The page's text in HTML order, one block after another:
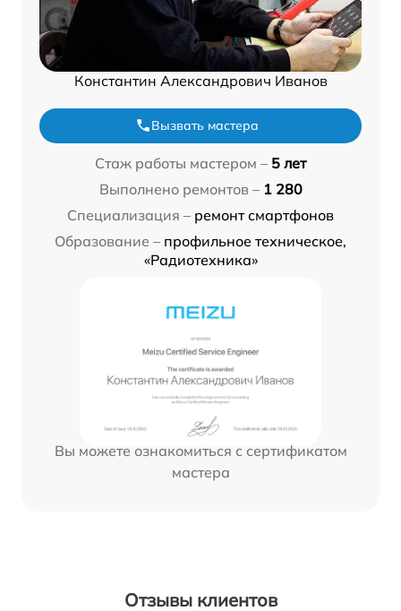
Константин Александрович Иванов
Вызвать мастера
Стаж работы мастером – 5 лет
Выполнено ремонтов – 1 280
Специализация – ремонт смартфонов
Образование – профильное техническое,
«Радиотехника»
Вы можете ознакомиться с сертификатом
мастера
Отзывы клиентов